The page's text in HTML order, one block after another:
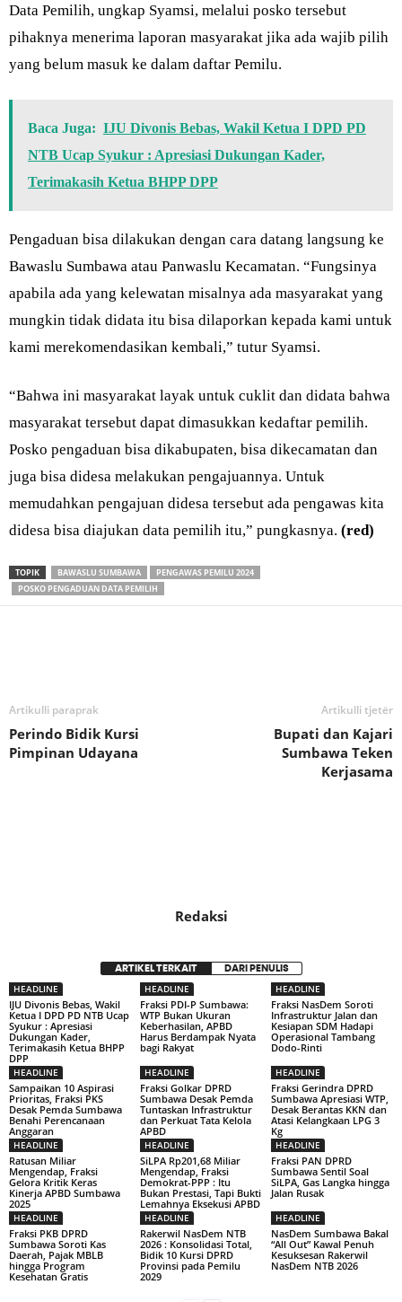
Data Pemilih, ungkap Syamsi, melalui posko tersebut
pihaknya menerima laporan masyarakat jika ada wajib pilih
yang belum masuk ke dalam daftar Pemilu.
Baca Juga: IJU Divonis Bebas, Wakil Ketua I DPD PD
NTB Ucap Syukur : Apresiasi Dukungan Kader,
Terimakasih Ketua BHPP DPP
Pengaduan bisa dilakukan dengan cara datang langsung ke
Bawaslu Sumbawa atau Panwaslu Kecamatan. “Fungsinya
apabila ada yang kelewatan misalnya ada masyarakat yang
mungkin tidak didata itu bisa dilaporkan kepada kami untuk
kami merekomendasikan kembali,” tutur Syamsi.
“Bahwa ini masyarakat layak untuk cuklit dan didata bahwa
masyarakat tersebut dapat dimasukkan kedaftar pemilih.
Posko pengaduan bisa dikabupaten, bisa dikecamatan dan
juga bisa didesa melakukan pengajuannya. Untuk
memudahkan pengajuan didesa tersebut ada pengawas kita
didesa bisa diajukan data pemilih itu,” pungkasnya. (red)
TOPIK BAWASLU SUMBAWA
PENGAWAS PEMILU 2024
POSKO PENGADUAN DATA PEMILIH
Artikulli paraprak
Perindo Bidik Kursi
Pimpinan Udayana
Artikulli tjetër
Bupati dan Kajari
Sumbawa Teken
Kerjasama
Redaksi
ARTIKEL TERKAIT DARI PENULIS
HEADLINE
IJU Divonis Bebas, Wakil
Ketua I DPD PD NTB Ucap
Syukur : Apresiasi
Dukungan Kader,
Terimakasih Ketua BHPP
DPP
HEADLINE
Fraksi PDI-P Sumbawa:
WTP Bukan Ukuran
Keberhasilan, APBD
Harus Berdampak Nyata
bagi Rakyat
HEADLINE
Fraksi NasDem Soroti
Infrastruktur Jalan dan
Kesiapan SDM Hadapi
Operasional Tambang
Dodo-Rinti
HEADLINE
Sampaikan 10 Aspirasi
Prioritas, Fraksi PKS
Desak Pemda Sumbawa
Benahi Perencanaan
Anggaran
HEADLINE
Fraksi Golkar DPRD
Sumbawa Desak Pemda
Tuntaskan Infrastruktur
dan Perkuat Tata Kelola
APBD
HEADLINE
Fraksi Gerindra DPRD
Sumbawa Apresiasi WTP,
Desak Berantas KKN dan
Atasi Kelangkaan LPG 3
Kg
HEADLINE
Ratusan Miliar
Mengendap, Fraksi
Gelora Kritik Keras
Kinerja APBD Sumbawa
2025
HEADLINE
SiLPA Rp201,68 Miliar
Mengendap, Fraksi
Demokrat-PPP : Itu
Bukan Prestasi, Tapi Bukti
Lemahnya Eksekusi APBD
HEADLINE
Fraksi PAN DPRD
Sumbawa Sentil Soal
SiLPA, Gas Langka hingga
Jalan Rusak
HEADLINE
Fraksi PKB DPRD
Sumbawa Soroti Kas
Daerah, Pajak MBLB
hingga Program
Kesehatan Gratis
HEADLINE
Rakerwil NasDem NTB
2026 : Konsolidasi Total,
Bidik 10 Kursi DPRD
Provinsi pada Pemilu
2029
HEADLINE
NasDem Sumbawa Bakal
“All Out” Kawal Penuh
Kesuksesan Rakerwil
NasDem NTB 2026